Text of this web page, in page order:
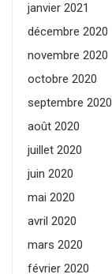
janvier 2021
décembre 2020
novembre 2020
octobre 2020
septembre 2020
août 2020
juillet 2020
juin 2020
mai 2020
avril 2020
mars 2020
février 2020